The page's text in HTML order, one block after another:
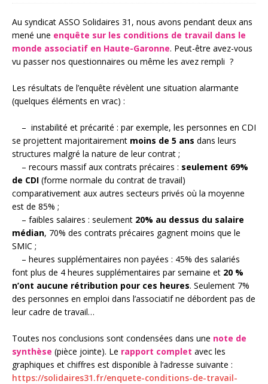
Au syndicat ASSO Solidaires 31, nous avons pendant deux ans
mené une enquête sur les conditions de travail dans le
monde associatif en Haute-Garonne. Peut-être avez-vous
vu passer nos questionnaires ou même les avez rempli ?
Les résultats de l’enquête révèlent une situation alarmante
(quelques éléments en vrac) :
– instabilité et précarité : par exemple, les personnes en CDI
se projettent majoritairement moins de 5 ans dans leurs
structures malgré la nature de leur contrat ;
– recours massif aux contrats précaires : seulement 69%
de CDI (forme normale du contrat de travail)
comparativement aux autres secteurs privés où la moyenne
est de 85% ;
– faibles salaires : seulement 20% au dessus du salaire
médian, 70% des contrats précaires gagnent moins que le
SMIC ;
– heures supplémentaires non payées : 45% des salariés
font plus de 4 heures supplémentaires par semaine et 20 %
n’ont aucune rétribution pour ces heures. Seulement 7%
des personnes en emploi dans l’associatif ne débordent pas de
leur cadre de travail…
Toutes nos conclusions sont condensées dans une note de
synthèse (pièce jointe). Le rapport complet avec les
graphiques et chiffres est disponible à l‘adresse suivante :
https://solidaires31.fr/enquete-conditions-de-travail-